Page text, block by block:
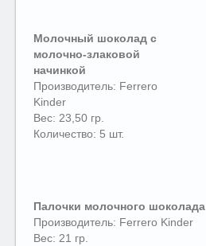
Молочный шоколад с
молочно-злаковой
начинкой
Производитель: Ferrero
Kinder
Вес: 23,50 гр.
Количество: 5 шт.
Палочки молочного шоколада
Производитель: Ferrero Kinder
Вес: 21 гр.